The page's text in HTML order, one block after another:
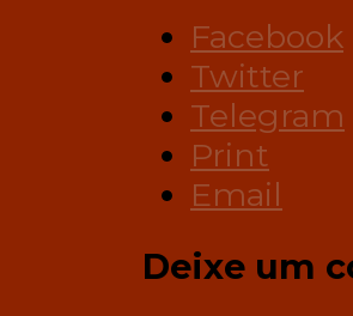
Facebook
Twitter
Telegram
Print
Email
Deixe um